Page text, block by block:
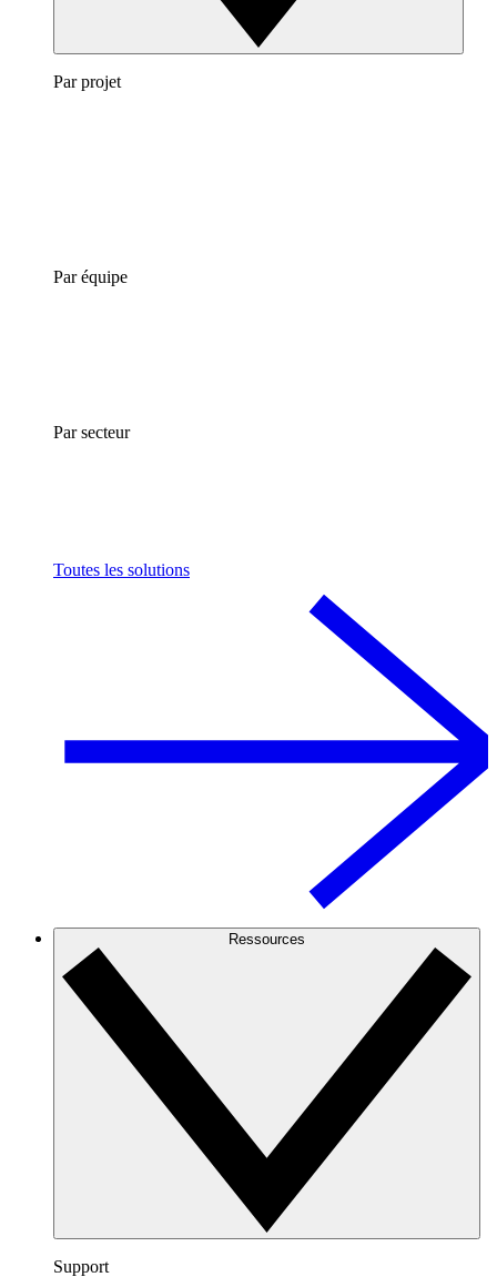
Par projet
Par équipe
Par secteur
Toutes les solutions
Ressources
Support